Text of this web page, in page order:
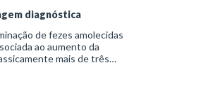
diagnóstica
de fezes amolecidas
ao aumento da
mais de três
costuma s